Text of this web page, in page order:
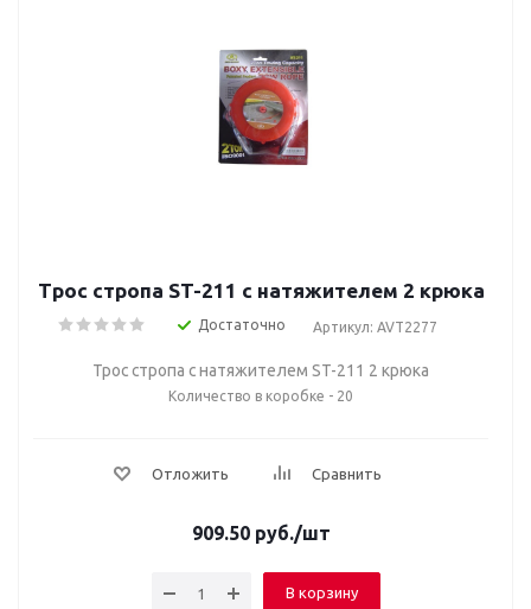
Трос стропа ST-211 с натяжителем 2 крюка
Достаточно Артикул: AVT2277
Трос стропа с натяжителем ST-211 2 крюка
Количество в коробке - 20
Отложить Сравнить
909.50 руб./шт
В корзину